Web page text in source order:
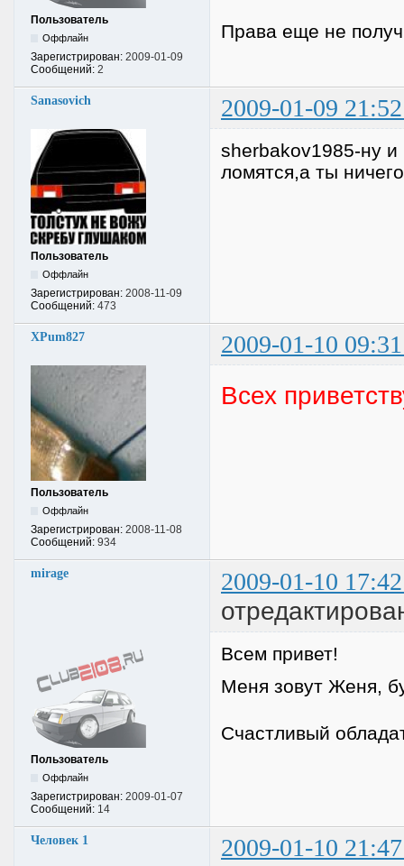
Пользователь
Оффлайн
Зарегистрирован: 2009-01-09
Сообщений: 2
Права еще не
Sanasovich 2009-01-09
Пользователь
Оффлайн
Зарегистрирован: 2008-11-09
Сообщений: 473
sherbakov1985-ну и
ломятся,а ты
XPum827 2009-01-10
Пользователь
Оффлайн
Зарегистрирован: 2008-11-08
Сообщений: 934
Всех
mirage 2009-01-10
Пользователь
Оффлайн
Зарегистрирован: 2009-01-07
Сообщений: 14
Всем привет!
Меня зовут Женя,
Счастливый
Человек 1 2009-01-10